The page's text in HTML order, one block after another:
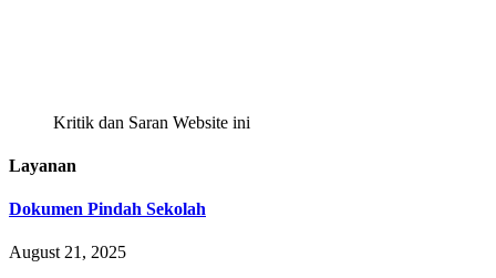
Kritik dan Saran Website ini
Layanan
Dokumen Pindah Sekolah
August 21, 2025